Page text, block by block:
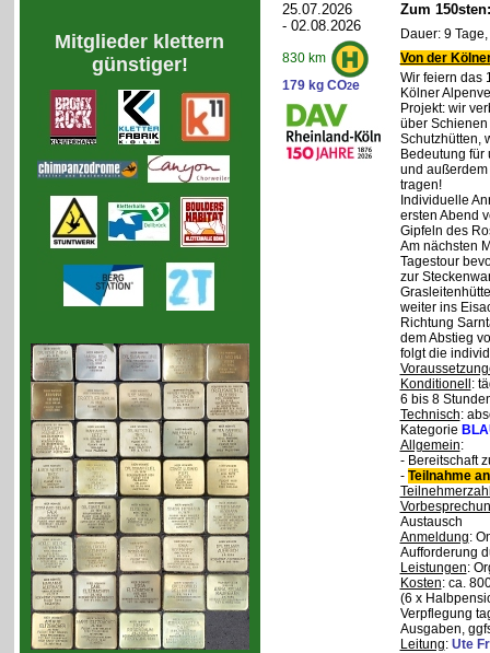
Mitglieder klettern
günstiger!
25.07.2026
- 02.08.2026
830 km
179 kg CO2e
Zum
Dauer: 9
Von der
Wir feiern das
Kölner
Projekt: wir
über
Schutzhütten,
Bedeutung
und
tragen!
Individuelle
ersten Abend
Gipfeln des
Am nächsten
Tagestour
zur
weiter ins
Richtung
dem Abstieg
folgt die
Konditionell :
6 bis 8
Technisch:
Kategorie
Allgemein:
- Bereitschaft
- Teilnahme
Austausch
Anmeldung:
Aufforderung
Leistungen:
Kosten: ca.
(6 x
Verpflegung
Ausgaben,
Leitung: Ute